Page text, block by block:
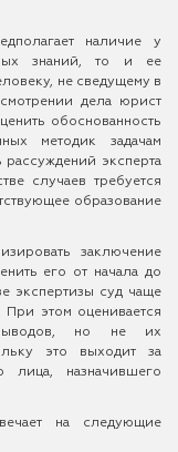
наличие у
знаний, то и ее
не сведущему в
дела юрист
обоснованность
методик задачам
рассуждений эксперта
случаев требуется
образование
заключение
его от начала до
экспертизы суд чаще
При этом оценивается
выводов, но не их
это выходит за
лица, назначившего
на следующие